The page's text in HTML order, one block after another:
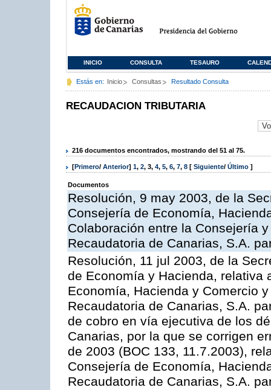
INICIO CONSULTA TESAURO
Estás en: Inicio Consultas Resultado Consulta
RECAUDACION TRIBUTARIA
216 documentos encontrados, mostrando del 51 al 75.
[Primero/ Anterior] 1, 2, 3, 4, 5, 6, 7, 8 [ Siguiente/ Último ]
Documentos
Resolución, 9 may 2003, de la
Consejería de Economía,
Colaboración entre la Consejería
Recaudatoria de Canarias, S.A.
Resolución, 11 jul 2003, de la
de Economía y Hacienda, relativa
Economía, Hacienda y Comercio
Recaudatoria de Canarias, S.A.
de cobro en vía ejecutiva de los
Canarias, por la que se corrigen
de 2003 (BOC 133, 11.7.2003),
Consejería de Economía,
Recaudatoria de Canarias, S.A.